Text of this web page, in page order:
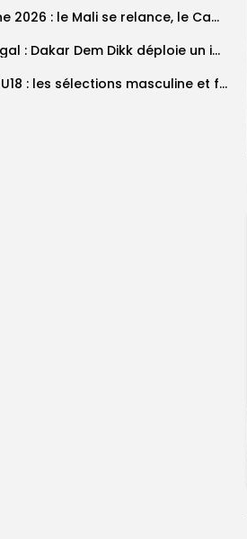
‎CAN Féminine 2026 : le Mali se relance, le Cameroun domine le...
Retour du Magal : Dakar Dem Dikk déploie un important dispositif pour...
‎Afrobasket U18 : les sélections masculine et féminine du Sénégal fixées sur...